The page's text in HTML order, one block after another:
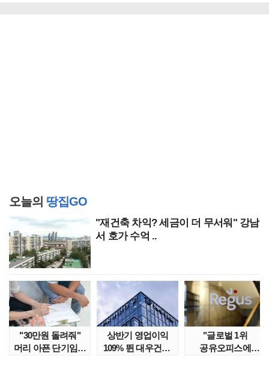
오늘의 땅집GO
"재건축 차익? 세금이 더 무서워" 강남
서 호가 수억 ..
"30만원 돌려줘"
머리 아픈 단기임대
상반기 영업이익
109% 뛴 대우건설,
"글로벌 1위
공유오피스에